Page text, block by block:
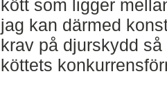
kött som ligger
jag kan därmed
krav på djurskydd
köttets